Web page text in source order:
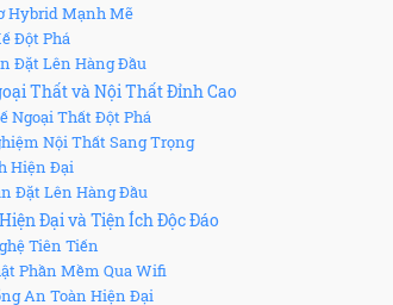
Hybrid Mạnh Mẽ
Đột Phá
Đặt Lên Hàng Đầu
Thất và Nội Thất Đỉnh Cao
Ngoại Thất Đột Phá
Nội Thất Sang Trọng
Hiện Đại
Đặt Lên Hàng Đầu
Đại và Tiện Ích Độc Đáo
Tiên Tiến
Phần Mềm Qua Wifi
An Toàn Hiện Đại